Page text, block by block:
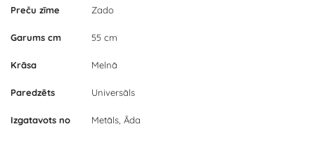
Preču zīme Zado
Garums cm 55 cm
Krāsa Melnā
Paredzēts Universāls
Izgatavots no Metāls, Āda